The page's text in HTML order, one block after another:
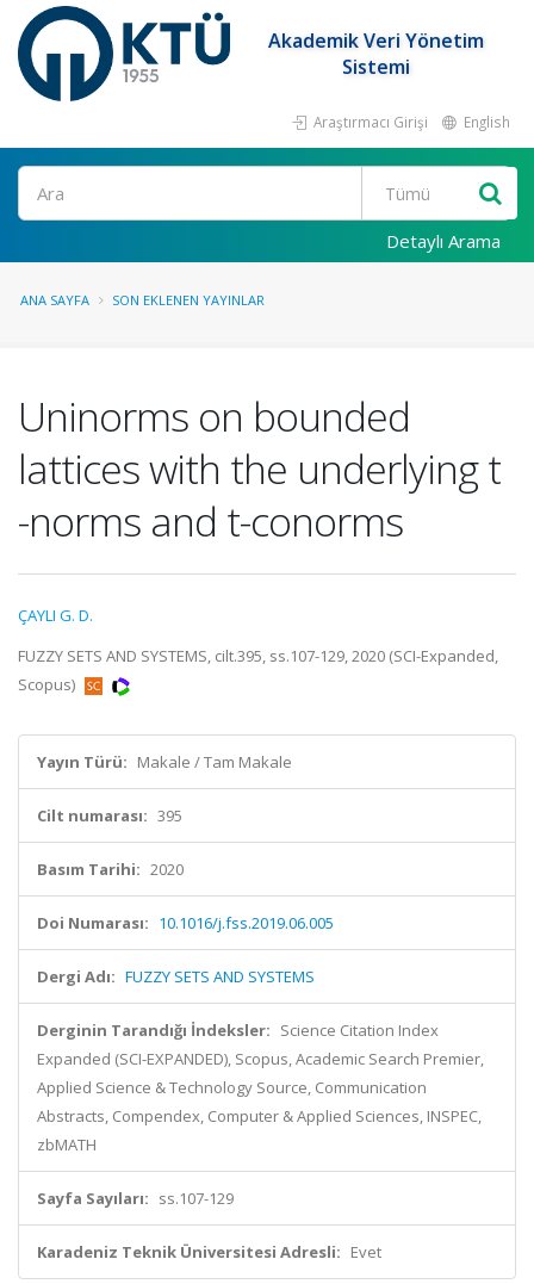
Akademik Veri Yönetim
Sistemi
Araştırmacı Girişi English
Ara
Detaylı Arama
ANA SAYFA SON EKLENEN YAYINLAR
Uninorms on bounded
lattices with the underlying t
-norms and t-conorms
ÇAYLI G. D.
FUZZY SETS AND SYSTEMS, cilt.395, ss.107-129, 2020 (SCI-Expanded,
Scopus)
Yayın Türü: Makale / Tam Makale
Cilt numarası: 395
Basım Tarihi: 2020
Doi Numarası: 10.1016/j.fss.2019.06.005
Dergi Adı: FUZZY SETS AND SYSTEMS
Derginin Tarandığı İndeksler: Science Citation Index
Expanded (SCI-EXPANDED), Scopus, Academic Search Premier,
Applied Science & Technology Source, Communication
Abstracts, Compendex, Computer & Applied Sciences, INSPEC,
zbMATH
Sayfa Sayıları: ss.107-129
Karadeniz Teknik Üniversitesi Adresli: Evet